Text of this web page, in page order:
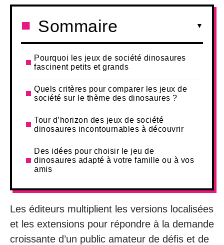
Sommaire
Pourquoi les jeux de société dinosaures
fascinent petits et grands
Quels critères pour comparer les jeux de
société sur le thème des dinosaures ?
Tour d’horizon des jeux de société
dinosaures incontournables à découvrir
Des idées pour choisir le jeu de
dinosaures adapté à votre famille ou à vos
amis
Les éditeurs multiplient les versions localisées
et les extensions pour répondre à la demande
croissante d’un public amateur de défis et de